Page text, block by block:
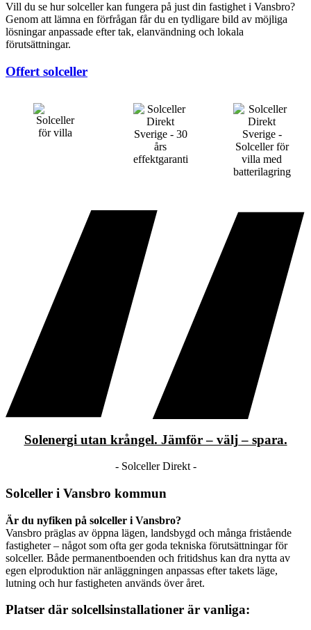
Vill du se hur solceller kan fungera på just din fastighet i Vansbro?
Genom att lämna en förfrågan får du en tydligare bild av möjliga
lösningar anpassade efter tak, elanvändning och lokala
förutsättningar.
Offert solceller
Solenergi utan krångel. Jämför – välj – spara.
- Solceller Direkt -
Solceller i Vansbro kommun
Är du nyfiken på solceller i Vansbro?
Vansbro präglas av öppna lägen, landsbygd och många fristående
fastigheter – något som ofta ger goda tekniska förutsättningar för
solceller. Både permanentboenden och fritidshus kan dra nytta av
egen elproduktion när anläggningen anpassas efter takets läge,
lutning och hur fastigheten används över året.
Platser där solcellsinstallationer är vanliga: